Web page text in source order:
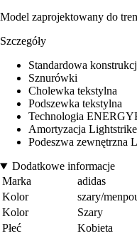
Model zaprojektowany do
Szczegóły
Standardowa
Sznurówki
Cholewka tekstylna
Podszewka tekstylna
Technologia
Amortyzacja
Podeszwa zewnętrzna
Dodatkowe informacje
Marka
adidas
Kolor
szary/
Kolor
Szary
Płeć
Kobieta